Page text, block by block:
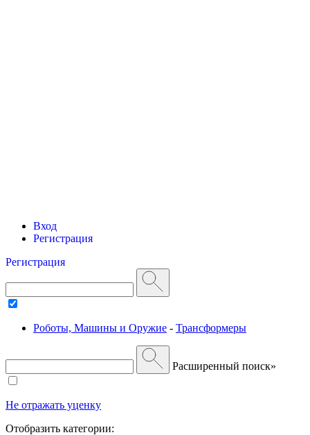
Вход
Регистрация
Регистрация
Роботы, Машины и Оружие - Трансформеры
Расширенный поиск»
Не отражать уценку
Отобразить категории: